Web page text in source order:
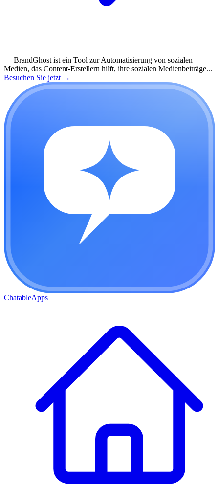
— BrandGhost ist ein Tool zur Automatisierung von sozialen
Medien, das Content-Erstellern hilft, ihre sozialen Medienbeiträge...
Besuchen Sie jetzt →
ChatableApps